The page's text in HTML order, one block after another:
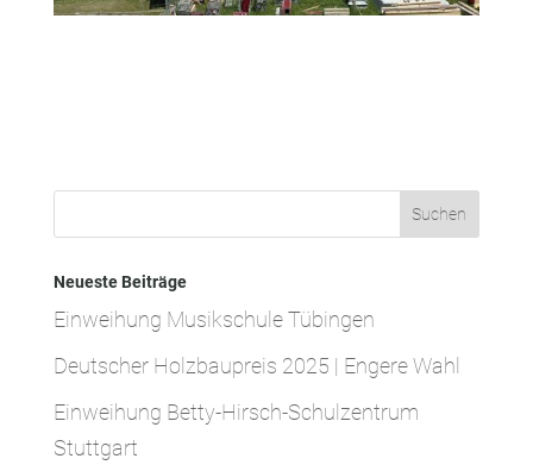
Neueste Beiträge
Einweihung Musikschule Tübingen
Deutscher Holzbaupreis 2025 | Engere Wahl
Einweihung Betty-Hirsch-Schulzentrum
Stuttgart